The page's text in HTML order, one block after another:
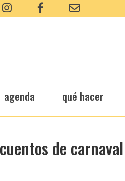
agenda qué hacer
cuentos de carnaval